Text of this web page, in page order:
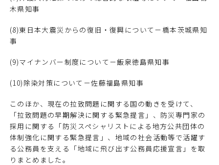
木県知事
(8)東日本大震災からの復旧・復興について－橋本茨城県知
事
(9)マイナンバー制度について－飯泉徳島県知事
(10)除染対策について－佐藤福島県知事
このほか、現在の拉致問題に関する国の動きを受けて、
「拉致問題の早期解決に関する緊急提言」、防災専門家の
採用に関する「防災スペシャリストによる地方公共団体の
体制強化に関する緊急提言」、地域の社会活動等で活躍す
る公務員を支える「地域に飛び出す公務員応援宣言」を取
りまとめました。